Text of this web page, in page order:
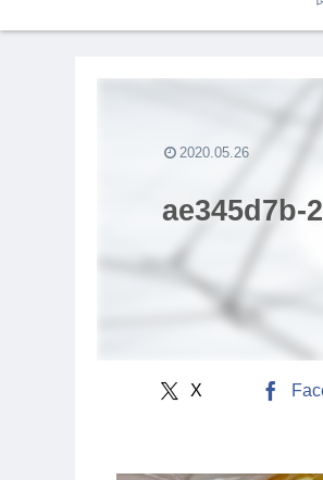
ae345d7b-
X
2020.05.26